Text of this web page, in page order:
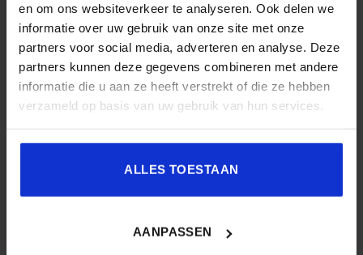
en om ons websiteverkeer te analyseren. Ook delen we
informatie over uw gebruik van onze site met onze
partners voor social media, adverteren en analyse. Deze
partners kunnen deze gegevens combineren met andere
informatie die u aan ze heeft verstrekt of die ze hebben
verzameld op basis van uw gebruik van hun services.
ALLES TOESTAAN
AANPASSEN
Door: Marcel Mens, Oprichter Games.4Growth, ontwerper
verandertrajecten. Het gebruiken van spelelementen is de hype
voorbij. [...]